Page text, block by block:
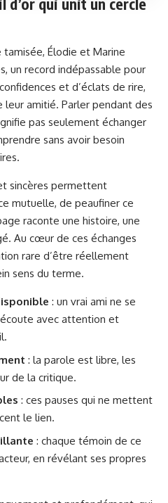
qui unit un cercle
tamisée, Élodie et Marine
un record indépassable pour
et d’éclats de rire,
amitié. Parler pendant des
pas seulement échanger
sans avoir besoin
sincères permettent
mutuelle, de peaufiner ce
raconte une histoire, une
Au cœur de ces échanges
rare d’être réellement
sens du terme.
: un vrai ami ne se
avec attention et
: la parole est libre, les
de la critique.
: ces pauses qui ne mettent
le lien.
: chaque témoin de ce
en révélant ses propres